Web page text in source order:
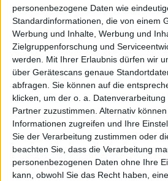
personenbezogene Daten wie
Standardinformationen, die von einem
Werbung und Inhalte, Werbung und
Zielgruppenforschung und
werden.
Mit Ihrer Erlaubnis dürfen wir
über Gerätescans genaue
abfragen. Sie können auf die
klicken, um der o. a.
Partner zuzustimmen. Alternativ
Informationen zugreifen und Ihre
Sie der Verarbeitung zustimmen oder
beachten Sie, dass die Verarbeitung
personenbezogenen Daten ohne Ihre
kann, obwohl Sie das Recht haben,
Govinda e.V.: Respekt an euch
& eure tollen Ideen und
Flop:
Das Line-up: Es war
ertragen. NACHTBLUT, DER
FACTORY usw. – schämt euch
eure schlechten Songs! Und
Mittelalter- und Piraten-
Das muss nächstes Jahr